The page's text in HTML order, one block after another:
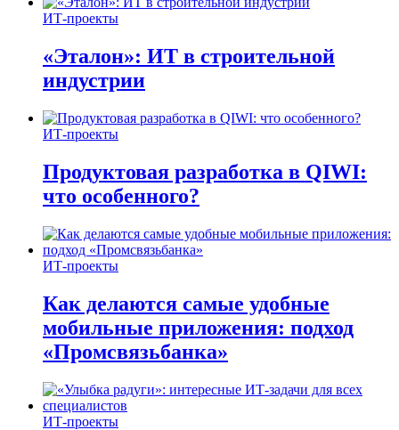
ИТ-проекты
«Эталон»: ИТ в строительной
индустрии
ИТ-проекты
Продуктовая разработка в QIWI:
что особенного?
ИТ-проекты
Как делаются самые удобные
мобильные приложения: подход
«Промсвязьбанка»
ИТ-проекты